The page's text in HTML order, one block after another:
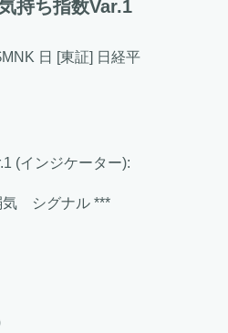
持ち指数Var.1
日 [東証] 日経平
(インジケーター):
気 シグナル ***